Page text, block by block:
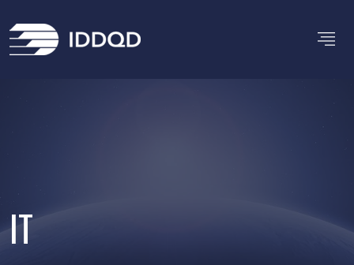
IT Hálózat-Menedzsment?